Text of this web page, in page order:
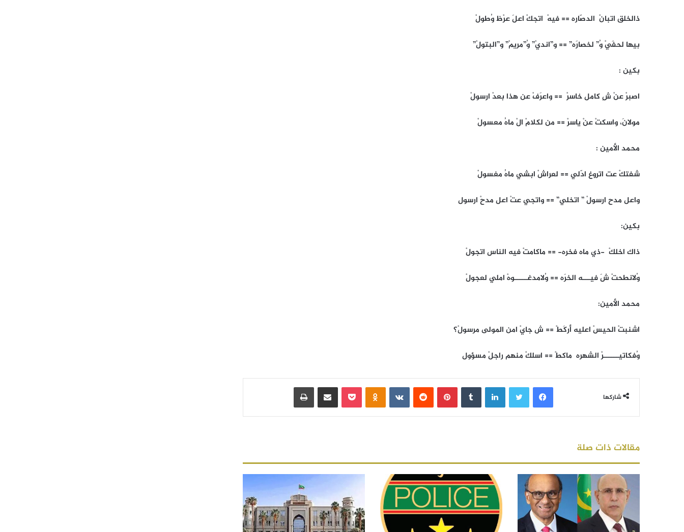
ذالخلق اتبانْ الدصّاره == فيهْ اتجكْ اعلَ عرْظ وُطولْ
بيها لحفَيْ وُ” لخصارَه” == و”انديْ” وُ”مريمْ” و”البتولْ”
بكين :
اصبرْ عنْ شِ كامل خاسرْ == واعرَفْ عن هذا بعدْ ارسولْ
مولانَ، واسكتْ عنْ ياسرْ == من لكلامْ الْ ماهُ معسولْ
محمد الأمين :
شفتكْ عت اتروغ ادّلي == لعراشْ ابشي ماهُ مغسولْ
واعل مدح ارسولْ ” اتخلي” == واتجي عتْ اعل مدحْ ارسول
بكين:
ذاك اخلكْ -ذي ماه فخره- == ماكامتْ فيه الناس اتجولْ
وُلانطحتْ شَ فيـــه الخرَه == وُلامدغـــــوهْ املي لعجولْ
محمد الأمين:
اشنبتْ الحيسْ اعليه أركَطْ == ش جايْ امن المولى مرسولْ؟
وُفكاتيــــــرْ الشهره ماكطْ == اسلكْ منهم راجلْ مسؤول
شاركها
فيسبوك لينكدإن بينتيريست بوكيت مشاركة عبر البريد
مقالات ذات صلة